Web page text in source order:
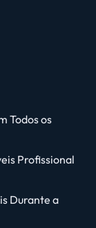
Todos os
Profissional
Durante a